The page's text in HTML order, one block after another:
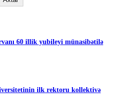
60 illik yubileyi münasibətilə
ilk rektoru kollektivə